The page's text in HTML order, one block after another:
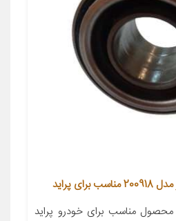
پراید
مناسب برای خودرو پراید